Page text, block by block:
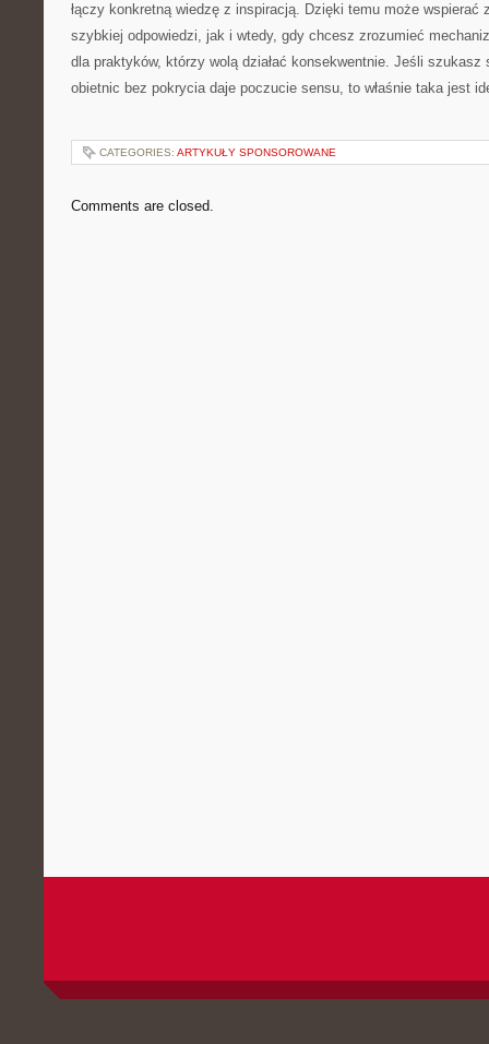
łączy konkretną wiedzę z inspiracją. Dzięki temu może wspierać
szybkiej odpowiedzi, jak i wtedy, gdy chcesz zrozumieć
dla praktyków, którzy wolą działać konsekwentnie. Jeśli
obietnic bez pokrycia daje poczucie sensu, to właśnie taka jest
CATEGORIES: ARTYKUŁY SPONSOROWANE
Comments are closed.